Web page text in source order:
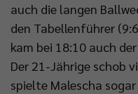
auch die langen
den Tabellenführer
kam bei 18:10 auch
Der 21-Jährige schob
spielte Malescha